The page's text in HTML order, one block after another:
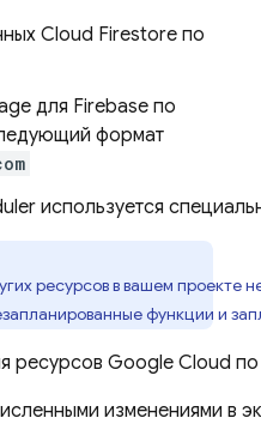
Cloud Firestore по
для Firebase по
формат
используется
ресурсов в вашем проекте
функции и
ресурсов Google Cloud
изменениями в